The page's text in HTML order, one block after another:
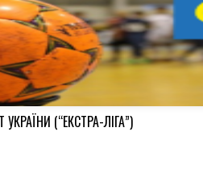
(“ЕКСТРА-ЛІГА”)